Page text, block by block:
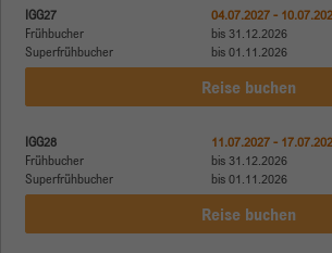
IGG27
Frühbucher
Superfrühbucher
04.07.2027 -
bis 31.12.2026
bis 01.11.2026
Reise buchen
IGG28
Frühbucher
Superfrühbucher
11.07.2027 -
bis 31.12.2026
bis 01.11.2026
Reise buchen